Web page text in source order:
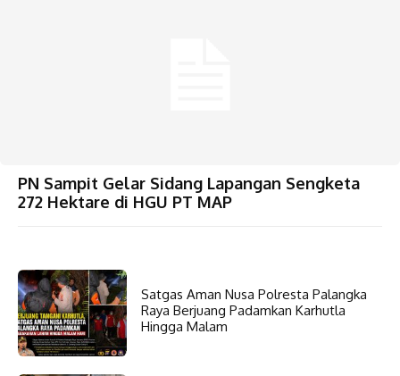
PN Sampit Gelar Sidang Lapangan Sengketa
272 Hektare di HGU PT MAP
Satgas Aman Nusa Polresta Palangka
Raya Berjuang Padamkan Karhutla
Hingga Malam